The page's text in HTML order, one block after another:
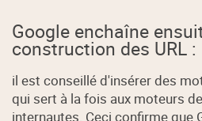
Google enchaîne
construction des URL :
il est conseillé d'insérer des
qui sert à la fois aux moteurs
internautes. Ceci confirme que